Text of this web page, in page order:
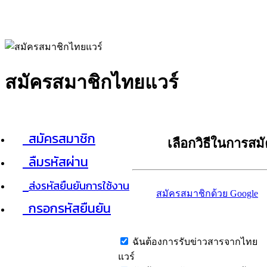
สมัครสมาชิกไทยแวร์
สมัครสมาชิก
ลืมรหัสผ่าน
ส่งรหัสยืนยันการใช้งาน
กรอกรหัสยืนยัน
เลือกวิธีในการส
สมัครสมาชิกด้วย Google
ฉันต้องการรับข่าวสารจากไทย
แวร์